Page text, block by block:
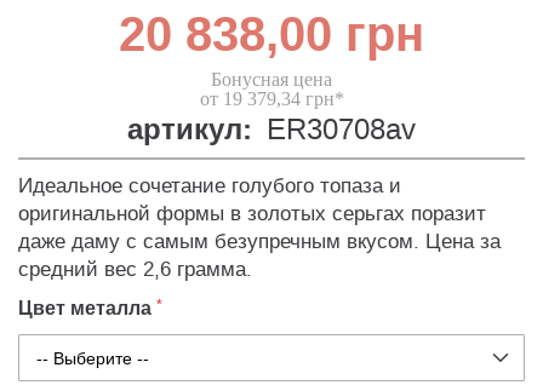
20 838,00 грн
Бонусная цена
от 19 379,34 грн*
артикул: ER30708av
Идеальное сочетание голубого топаза и
оригинальной формы в золотых серьгах поразит
даже даму с самым безупречным вкусом. Цена за
средний вес 2,6 грамма.
Цвет металла